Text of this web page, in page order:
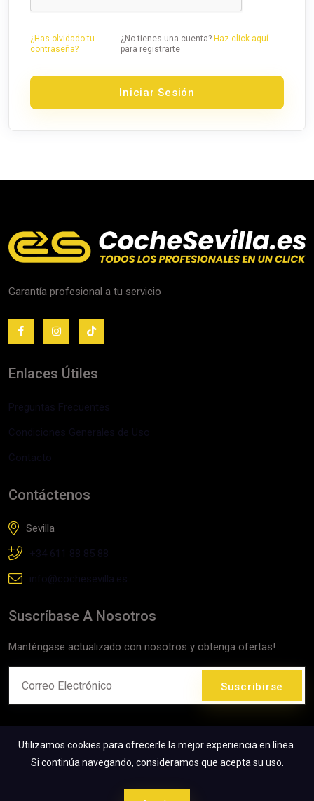
¿Has olvidado tu
contraseña?
¿No tienes una cuenta? Haz click aquí
para registrarte
Iniciar Sesión
Garantía profesional a tu servicio
Enlaces Útiles
Preguntas Frecuentes
Condiciones Generales de Uso
Contacto
Contáctenos
Sevilla
+34 611 88 85 88
info@cochesevilla.es
Suscríbase A Nosotros
Manténgase actualizado con nosotros y obtenga ofertas!
Suscribirse
Utilizamos cookies para ofrecerle la mejor experiencia en línea.
Si continúa navegando, consideramos que acepta su uso.